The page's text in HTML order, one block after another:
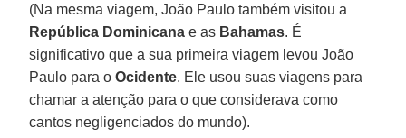
(Na mesma viagem, João Paulo também visitou a
República Dominicana e as Bahamas. É
significativo que a sua primeira viagem levou João
Paulo para oOcidente. Ele usou suas viagens para
chamar a atenção para o que considerava como
cantos negligenciados do mundo).